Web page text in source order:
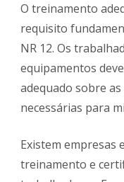
O treinamento
requisito
NR 12. Os
equipamentos
adequado sobre
necessárias para
Existem empresas
treinamento e